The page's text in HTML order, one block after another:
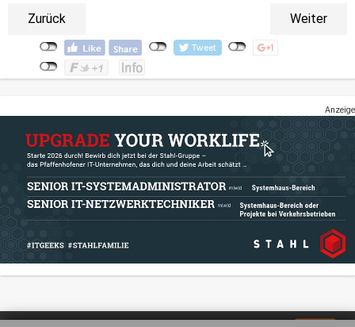
Zurück Weiter
Anzeige